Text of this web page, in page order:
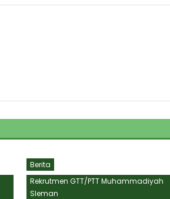
Berita
Rekrutmen GTT/PTT Muhammadiyah
Sleman